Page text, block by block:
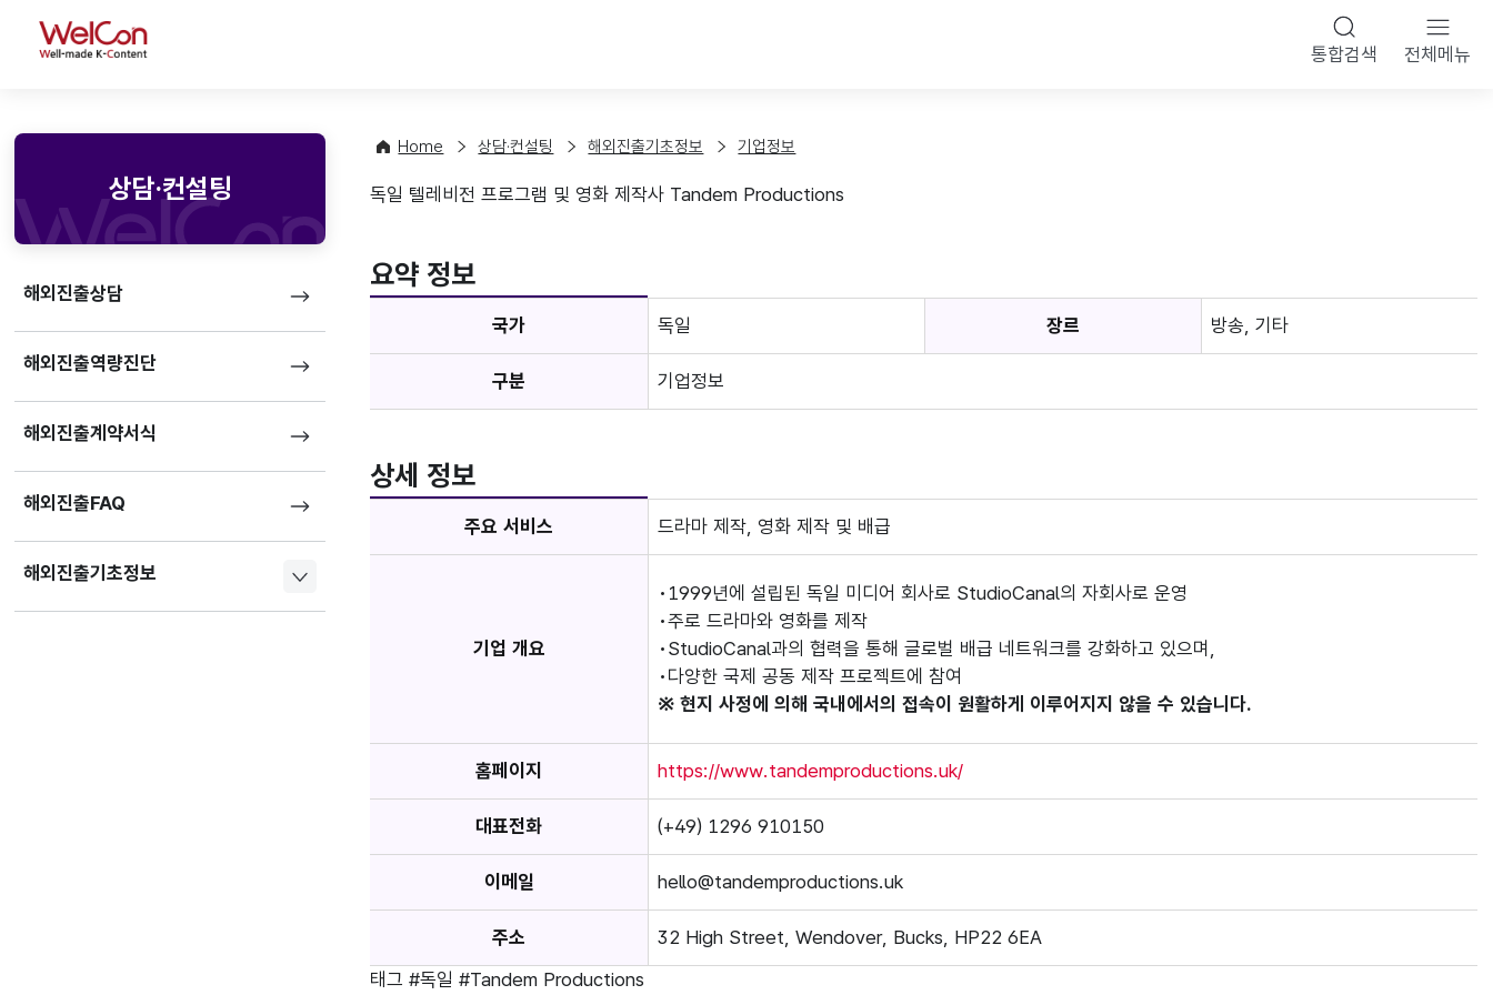
WelCon 통합검색 전체메뉴
상담·컨설팅
해외진출상담
해외진출역량진단
해외진출계약서식
해외진출FAQ
해외진출기초정보
Home 상담·컨설팅 해외진출기초정보 기업정보
기업정보
독일 텔레비전 프로그램 및 영화 제작사 Tandem Productions
요약 정보
국가 독일 장르 방송, 기타
구분 기업정보
상세 정보
주요 서비스 드라마 제작, 영화 제작 및 배급
기업 개요
1999년에 설립된 독일 미디어 회사로 StudioCanal의 자회사로 운영
주로 드라마와 영화를 제작
StudioCanal과의 협력을 통해 글로벌 배급 네트워크를 강화하고 있으며,
다양한 국제 공동 제작 프로젝트에 참여
※ 현지 사정에 의해 국내에서의 접속이 원활하게 이루어지지 않을 수 있습니다.
홈페이지 https://www.tandemproductions.uk/
대표전화 (+49) 1296 910150
이메일 hello@tandemproductions.uk
주소
32 High Street, Wendover, Bucks, HP22 6EA
태그 #독일 #Tandem Productions